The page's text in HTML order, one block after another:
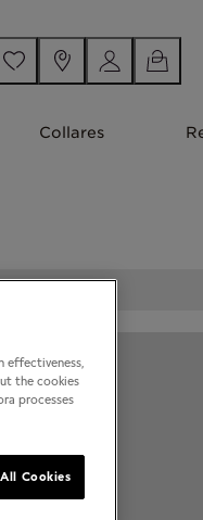
Collares
effectiveness,
the cookies
processes
Cookies